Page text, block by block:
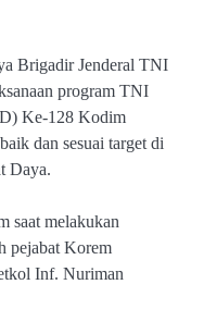
Brigadir Jenderal TNI
program TNI
Ke-128 Kodim
dan sesuai target di
Daya.
saat melakukan
pejabat Korem
Inf. Nuriman